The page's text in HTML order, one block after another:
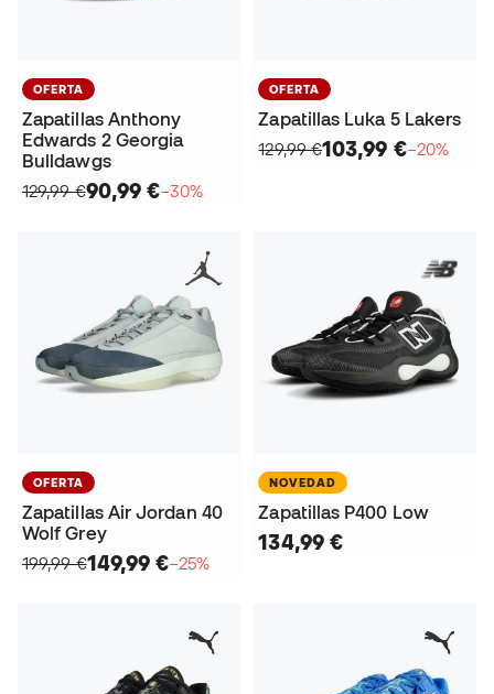
OFERTA
Zapatillas Anthony
Edwards 2 Georgia
Bulldawgs
129,99 €90,99 €−30%
OFERTA
Zapatillas Luka 5 Lakers
129,99 €103,99 €−20%
OFERTA
Zapatillas Air Jordan 40
Wolf Grey
199,99 €149,99 €−25%
NOVEDAD
Zapatillas P400 Low
134,99 €